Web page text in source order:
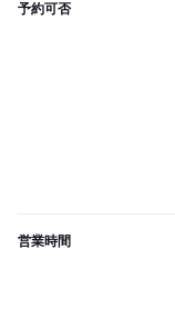
予約可否
営業時間